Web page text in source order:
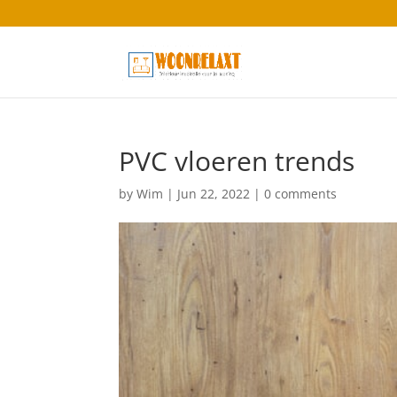
PVC vloeren trends
byWim | Jun 22, 2022 |0 comments